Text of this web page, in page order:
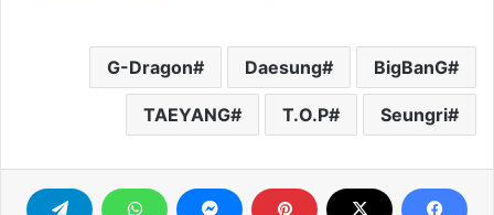
BigBanG
Daesung
G-Dragon
Seungri
T.O.P
TAEYANG